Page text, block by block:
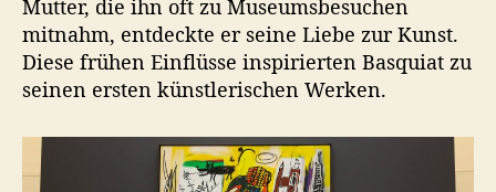
Mutter, die ihn oft zu Museumsbesuchen
mitnahm, entdeckte er seine Liebe zur Kunst.
Diese frühen Einflüsse inspirierten Basquiat zu
seinen ersten künstlerischen Werken.